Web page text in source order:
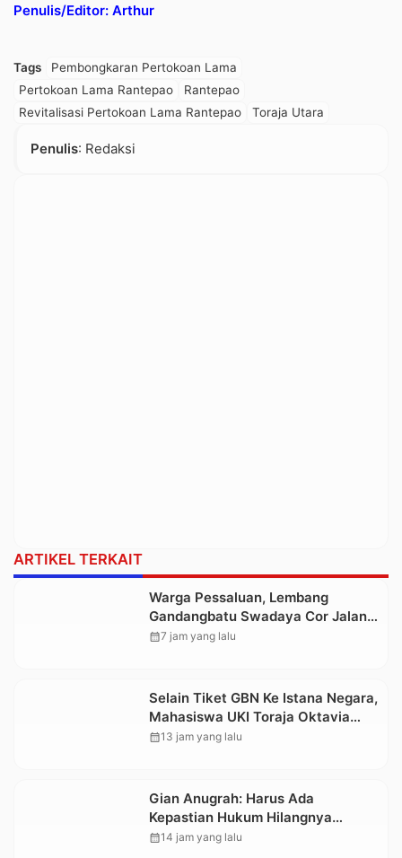
Penulis/Editor: Arthur
Tags
Pembongkaran Pertokoan Lama
Pertokoan Lama Rantepao
Rantepao
Revitalisasi Pertokoan Lama Rantepao
Toraja Utara
Penulis: Redaksi
ARTIKEL TERKAIT
Warga Pessaluan, Lembang
Gandangbatu Swadaya Cor Jalan
Kabupaten
calendar_month7 jam yang lalu
Selain Tiket GBN Ke Istana Negara,
Mahasiswa UKI Toraja Oktavia
juga Lolos ke Pekan Seni
calendar_month13 jam yang lalu
Gian Anugrah: Harus Ada
Kepastian Hukum Hilangnya
Stoner, Agar Keluarga tidak Larut
calendar_month14 jam yang lalu